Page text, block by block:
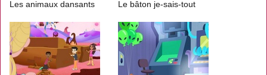
Les animaux dansants Le bâton je-sais-tout